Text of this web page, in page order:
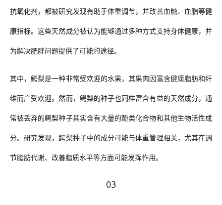
抗氧化剂，都被研究发现有助于体重调节，并改善血糖、血脂等健
康指标。这些天然成分被认为能够通过多种方式支持身体健康，并
为解决肥胖问题提供了可能的途径。
其中，鳄梨是一种非常受欢迎的水果，其果肉因富含健康脂肪和纤
维而广受欢迎。然而，鳄梨的种子也同样富含有益的天然成分，通
常被丢弃的鳄梨种子其实含有大量的酚类化合物和其他生物活性成
分。研究发现，鳄梨种子中的成分可能与体重管理相关，尤其在调
节脂肪代谢、改善脂质水平等方面可能发挥作用。
03